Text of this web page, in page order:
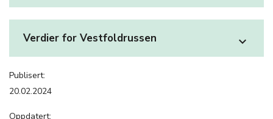
Verdier for Vestfoldrussen expand_more
Publisert:
20.02.2024
Oppdatert: